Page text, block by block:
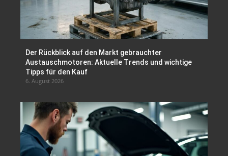
Der Rückblick auf den Markt gebrauchter
Austauschmotoren: Aktuelle Trends und wichtige
Tipps für den Kauf
6. August 2026